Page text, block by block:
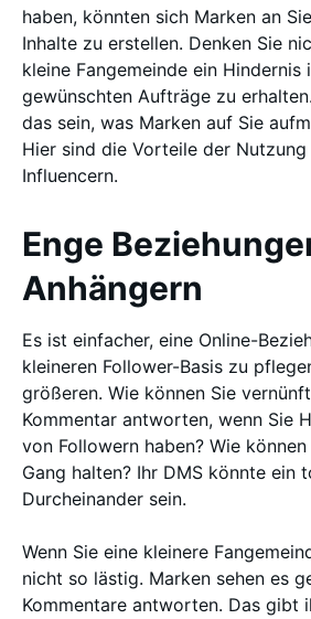
haben, könnten sich Marken an
Inhalte zu erstellen. Denken Sie
kleine Fangemeinde ein Hindernis
gewünschten Aufträge zu
das sein, was Marken auf Sie
Hier sind die Vorteile der
Influencern.
Enge
Anhängern
Es ist einfacher, eine Online-
kleineren Follower-Basis zu
größeren. Wie können Sie
Kommentar antworten, wenn Sie
von Followern haben? Wie
Gang halten? Ihr DMS könnte ein
Durcheinander sein.
Wenn Sie eine kleinere
nicht so lästig. Marken sehen es
Kommentare antworten. Das gibt